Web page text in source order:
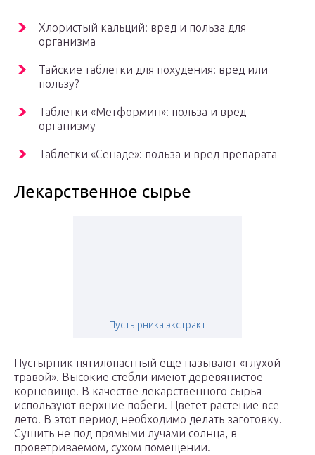
Хлористый кальций: вред и польза для
организма
Тайские таблетки для похудения: вред или
пользу?
Таблетки «Метформин»: польза и вред
организму
Таблетки «Сенаде»: польза и вред препарата
Лекарственное сырье
Пустырника экстракт
Пустырник пятилопастный еще называют «глухой
травой». Высокие стебли имеют деревянистое
корневище. В качестве лекарственного сырья
используют верхние побеги. Цветет растение все
лето. В этот период необходимо делать заготовку.
Сушить не под прямыми лучами солнца, в
проветриваемом, сухом помещении.